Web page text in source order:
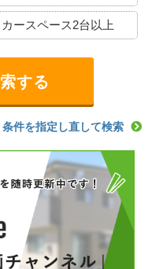
カースペース2台以上
条件を指定し直して検索